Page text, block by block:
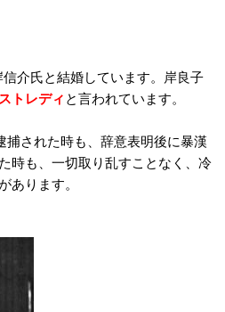
介氏と結婚しています。岸良子
トレディ と言われています。
捕された時も、辞意表明後に暴漢
時も、一切取り乱すことなく、冷
あります。